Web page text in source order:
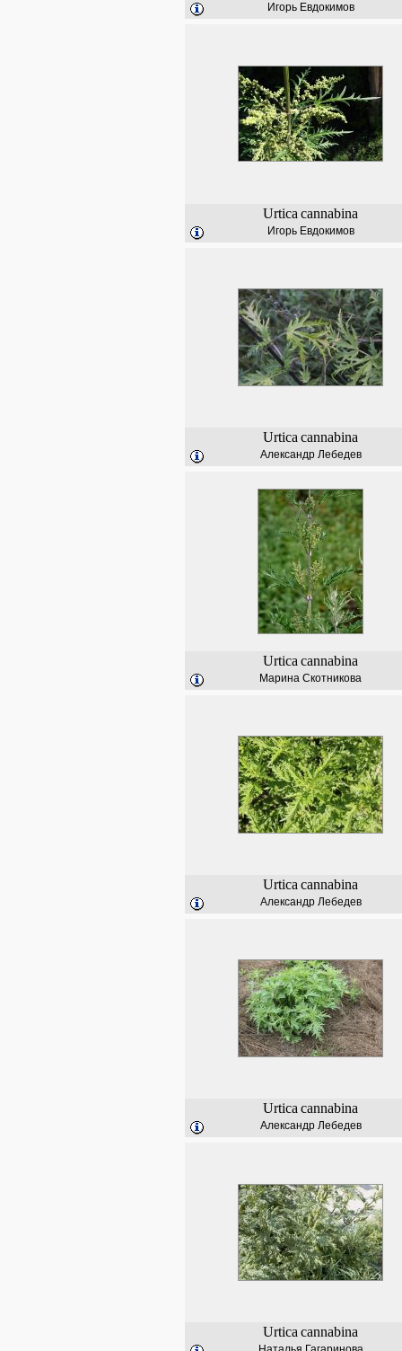
Игорь Евдокимов
Urtica cannabina
Игорь Евдокимов
Urtica cannabina
Александр Лебедев
Urtica cannabina
Марина Скотникова
Urtica cannabina
Александр Лебедев
Urtica cannabina
Александр Лебедев
Urtica cannabina